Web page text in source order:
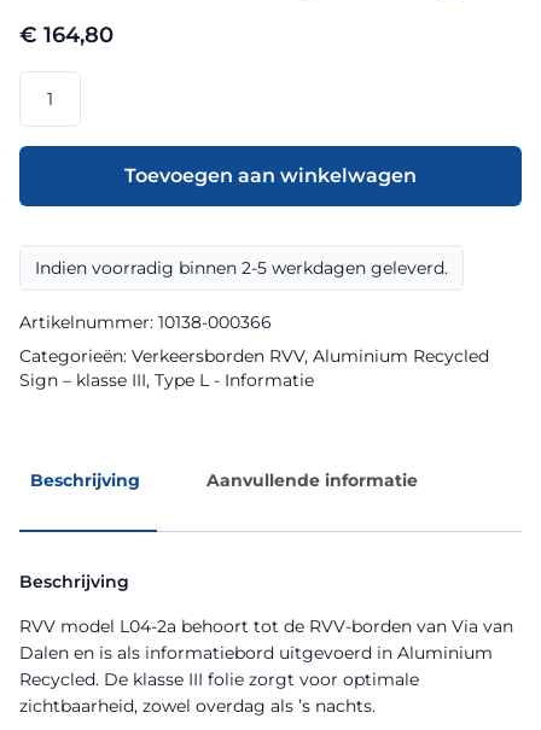
€ 164,80
model
L04-
klasse
Aluminium
Recycled
Sign
Toevoegen aan winkelwagen
Indien voorradig binnen 2-5 werkdagen geleverd.
Artikelnummer: 10138-000366
Categorieën: Verkeersborden RVV, Aluminium Recycled
Sign – klasse III, Type L - Informatie
Beschrijving Aanvullende informatie
Beschrijving
RVV model L04-2a behoort tot de RVV-borden van Via van
Dalen en is als informatiebord uitgevoerd in Aluminium
Recycled. De klasse III folie zorgt voor optimale
zichtbaarheid, zowel overdag als ’s nachts.